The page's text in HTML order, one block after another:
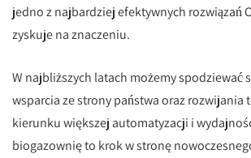
jedno z najbardziej efektywnych rozwiązań
zyskuje na znaczeniu.
W najbliższych latach możemy spodziewać
wsparcia ze strony państwa oraz rozwijania
kierunku większej automatyzacji i
biogazownię to krok w stronę